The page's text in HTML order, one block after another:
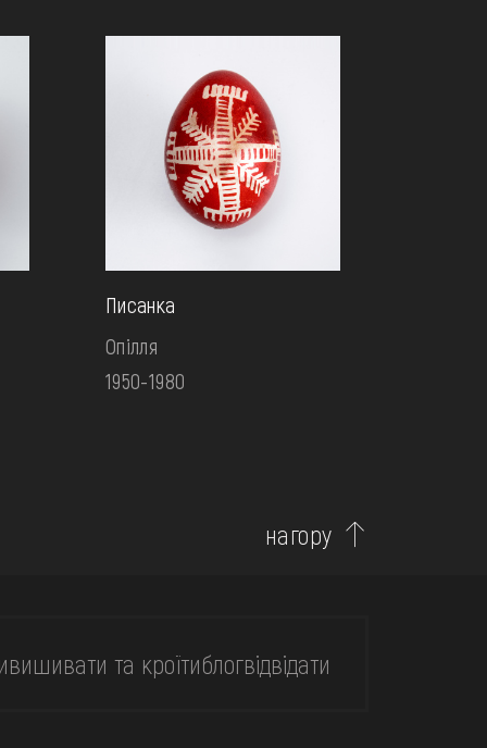
Писанка
Опілля
1950-1980
нагору
вишивати та кроїтиблогвідвідати